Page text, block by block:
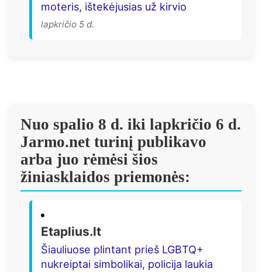
moteris, ištekėjusias už kirvio
lapkričio 5 d.
Nuo spalio 8 d. iki lapkričio 6 d.
Jarmo.net turinį publikavo
arba juo rėmėsi šios
žiniasklaidos priemonės:
Etaplius.lt
Šiauliuose plintant prieš LGBTQ+
nukreiptai simbolikai, policija laukia